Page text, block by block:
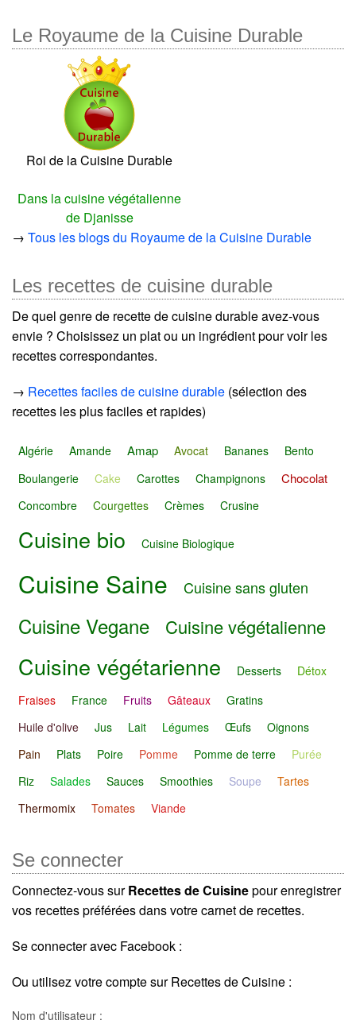
Le Royaume de la Cuisine Durable
Roi de la Cuisine Durable
Dans la cuisine végétalienne
de Djanisse
→ Tous les blogs du Royaume de la Cuisine Durable
Les recettes de cuisine durable
De quel genre de recette de cuisine durable avez-vous
envie ? Choisissez un plat ou un ingrédient pour voir les
recettes correspondantes.
→ Recettes faciles de cuisine durable (sélection des
recettes les plus faciles et rapides)
Algérie Amande Amap Avocat Bananes
Bento
Boulangerie
Cake Carottes Champignons Chocolat
Concombre Courgettes Crèmes Crusine
Cuisine bio Cuisine Biologique
Cuisine Saine Cuisine sans gluten
Cuisine Vegane Cuisine végétalienne
Cuisine végétarienne Desserts
Détox
Fraises
France Fruits Gâteaux
Gratins
Huile d'olive
Jus Lait Légumes Œufs
Oignons
Pain
Plats Poire Pomme Pomme de terre
Purée
Riz
Salades Sauces Smoothies Soupe
Tartes
Thermomix
Tomates Viande
Se connecter
Connectez-vous surRecettes de Cuisinepour enregistrer
vos recettes préférées dans votre carnet de recettes.
Se connecter avec Facebook :
Ou utilisez votre compte sur Recettes de Cuisine :
Nom d'utilisateur :